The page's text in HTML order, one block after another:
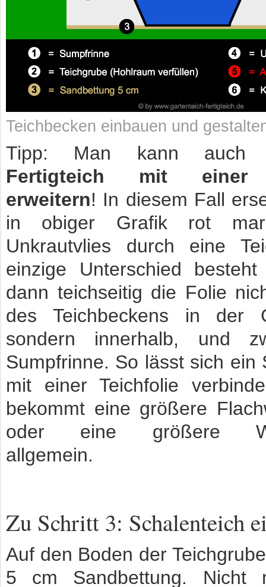
Teichbecken einbauen und
Tipp: Man kann auch
Fertigteich mit einer
erweitern! In diesem Fall
in obiger Grafik rot
Unkrautvlies durch eine
einzige Unterschied
dann teichseitig die Folie
des Teichbeckens in der
sondern innerhalb, und
Sumpfrinne. So lässt sich ein
mit einer Teichfolie
bekommt eine größere
oder eine größere
allgemein.
Zu Schritt 3: Schalenteich
Auf den Boden der
5 cm Sandbettung. Nicht